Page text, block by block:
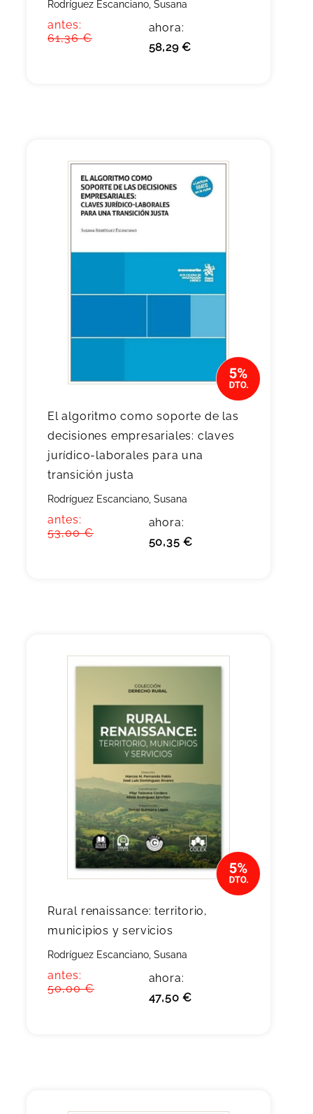
Rodríguez Escanciano, Susana
antes:
61,36 €
ahora:
58,29 €
El algoritmo como soporte de las
decisiones empresariales: claves
jurídico-laborales para una
transición justa
Rodríguez Escanciano, Susana
antes:
53,00 €
ahora:
50,35 €
Rural renaissance: territorio,
municipios y servicios
Rodríguez Escanciano, Susana
antes:
50,00 €
ahora:
47,50 €